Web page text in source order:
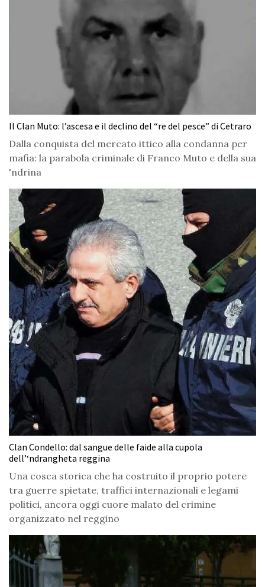
Il Clan Muto: l’ascesa e il declino del “re del pesce” di Cetraro
Dalla conquista del mercato ittico alla condanna per
mafia: la parabola criminale di Franco Muto e della sua
'ndrina
Clan Condello: dal sangue delle faide alla cupola
dell’‘ndrangheta reggina
Una cosca storica che ha costruito il proprio potere
tra guerre spietate, traffici internazionali e legami
politici, ancora oggi cuore malato del crimine
organizzato nel reggino